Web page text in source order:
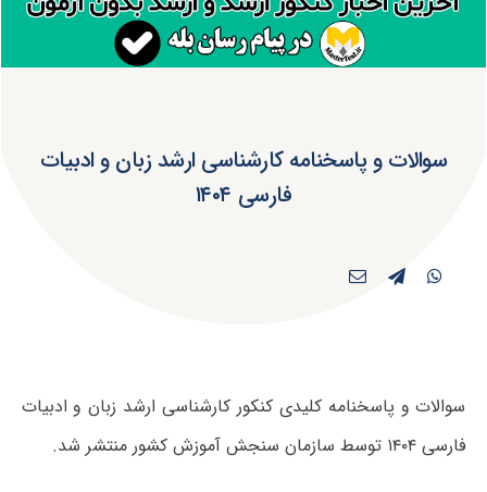
سوالات و پاسخنامه کارشناسی ارشد زبان و ادبیات
فارسی ۱۴۰۴
سوالات و پاسخنامه کلیدی کنکور کارشناسی ارشد زبان و ادبیات
فارسی ۱۴۰۴ توسط سازمان سنجش آموزش کشور منتشر شد.